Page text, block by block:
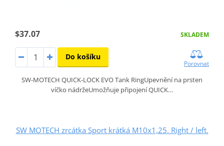
$37.07 SKLADEM
Do košíku
Porovnat
SW-MOTECH QUICK-LOCK EVO Tank RingUpevnění na prsten
víčko nádržeUmožňuje připojení QUICK…
SW MOTECH zrcátka Sport krátká M10x1,25. Right / left.